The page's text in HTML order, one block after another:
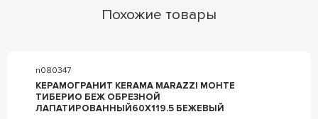
Похожие товары
n080347
КЕРАМОГРАНИТ KERAMA MARAZZI МОНТЕ
ТИБЕРИО БЕЖ ОБРЕЗНОЙ
ЛАПАТИРОВАННЫЙ60X119.5 БЕЖЕВЫЙ